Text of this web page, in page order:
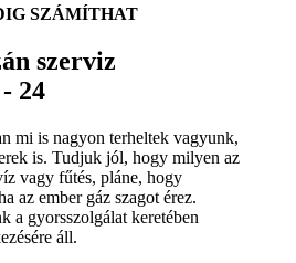
SZÁMÍTHAT
szerviz
24
mi is nagyon terheltek vagyunk,
is. Tudjuk jól, hogy milyen az
vagy fűtés, pláne, hogy
az ember gáz szagot érez.
a gyorsszolgálat keretében
áll.